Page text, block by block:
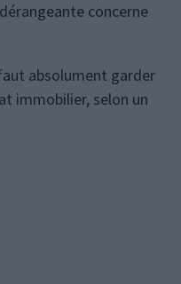
concerne
absolument garder
immobilier, selon un